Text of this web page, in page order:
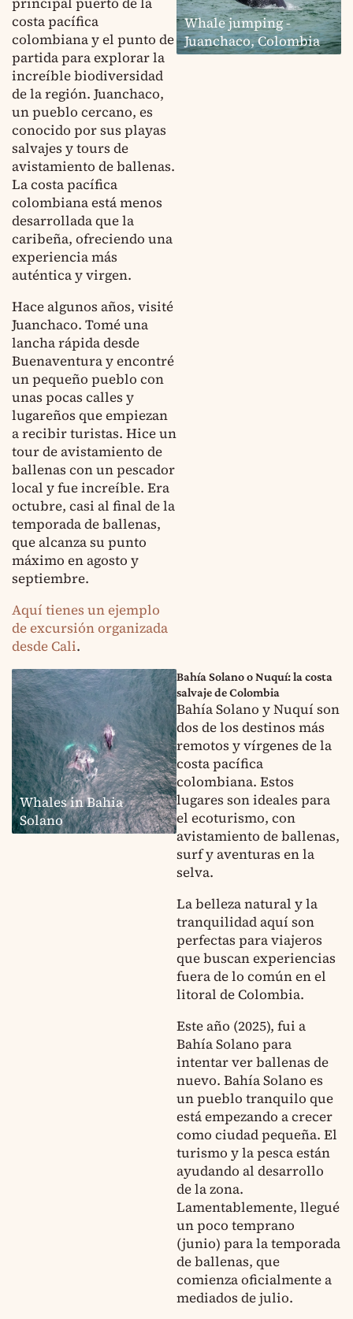
costa pacífica
colombiana y el punto de
partida para explorar la
increíble biodiversidad
de la región. Juanchaco,
un pueblo cercano, es
conocido por sus playas
salvajes y tours de
avistamiento de ballenas.
La costa pacífica
colombiana está menos
desarrollada que la
caribeña, ofreciendo una
experiencia más
auténtica y virgen.
Hace algunos años, visité
Juanchaco. Tomé una
lancha rápida desde
Buenaventura y encontré
un pequeño pueblo con
unas pocas calles y
lugareños que empiezan
a recibir turistas. Hice un
tour de avistamiento de
ballenas con un pescador
local y fue increíble. Era
octubre, casi al final de la
temporada de ballenas,
que alcanza su punto
máximo en agosto y
septiembre.
Aquí tienes un ejemplo
de excursión organizada
desde Cali.
Whale jumping -
Juanchaco, Colombia
Whales in Bahia
Solano
Bahía Solano o Nuquí: la costa
salvaje de Colombia
Bahía Solano y Nuquí son
dos de los destinos más
remotos y vírgenes de la
costa pacífica
colombiana. Estos
lugares son ideales para
el ecoturismo, con
avistamiento de ballenas,
surf y aventuras en la
selva.
La belleza natural y la
tranquilidad aquí son
perfectas para viajeros
que buscan experiencias
fuera de lo común en el
litoral de Colombia.
Este año (2025), fui a
Bahía Solano para
intentar ver ballenas de
nuevo. Bahía Solano es
un pueblo tranquilo que
está empezando a crecer
como ciudad pequeña. El
turismo y la pesca están
ayudando al desarrollo
de la zona.
Lamentablemente, llegué
un poco temprano
(junio) para la temporada
de ballenas, que
comienza oficialmente a
mediados de julio.